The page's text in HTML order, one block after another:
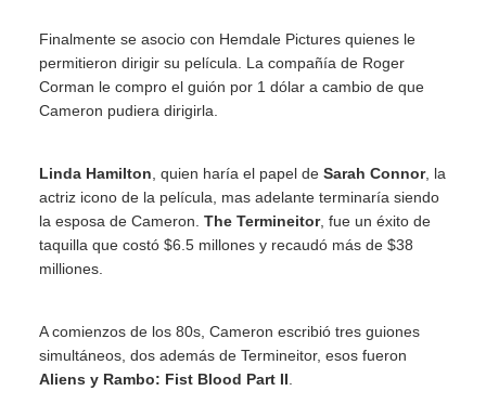
Finalmente se asocio con Hemdale Pictures quienes le
permitieron dirigir su película. La compañía de Roger
Corman le compro el guión por 1 dólar a cambio de que
Cameron pudiera dirigirla.
Linda Hamilton , quien haría el papel de Sarah Connor, la
actriz icono de la película, mas adelante terminaría siendo
la esposa de Cameron. The Termineitor, fue un éxito de
taquilla que costó $6.5 millones y recaudó más de $38
milliones.
A comienzos de los 80s, Cameron escribió tres guiones
simultáneos, dos además de Termineitor, esos fueron
Aliens y Rambo: Fist Blood Part II